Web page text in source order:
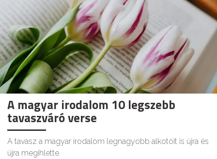
A magyar irodalom 10 legszebb
tavaszváró verse
A tavasz a magyar irodalom legnagyobb alkotóit is újra és
újra megihlette.